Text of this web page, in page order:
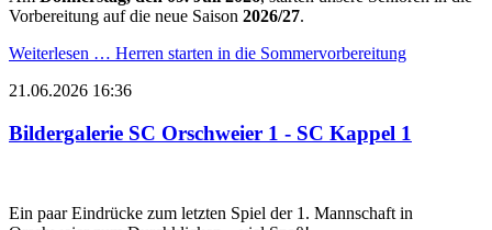
Vorbereitung auf die neue Saison 2026/27.
Weiterlesen … Herren starten in die Sommervorbereitung
21.06.2026 16:36
Bildergalerie SC Orschweier 1 - SC Kappel 1
Ein paar Eindrücke zum letzten Spiel der 1. Mannschaft in